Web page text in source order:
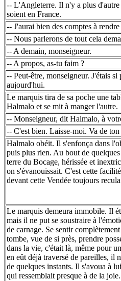
-- L'Angleterre. Il n'y a plus
soient en France.
-- J'aurai bien des comptes à
-- Nous parlerons de tout cela
-- A demain, monseigneur.
-- A propos, as-tu faim ?
-- Peut-être, monseigneur. J'étais
aujourd'hui.
Le marquis tira de sa poche une
Halmalo et se mit à manger l'autre.
-- Monseigneur, dit Halmalo, à
-- C'est bien. Laisse-moi. Va de ton
Halmalo obéit. Il s'enfonça dans
puis plus rien. Au bout de
terre du Bocage, hérissée et
on s'évanouissait. C'est cette
devant cette Vendée toujours
Le marquis demeura immobile. Il
mais il ne put se soustraire à
de carnage. Se sentir
tombe, vue de si près, prendre
dans la vie, c'était là, même pour
en eût déjà traversé de pareilles, il
de quelques instants. Il s'avoua à
qui ressemblait presque à de la